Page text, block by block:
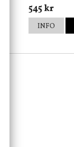
545 kr
INFO